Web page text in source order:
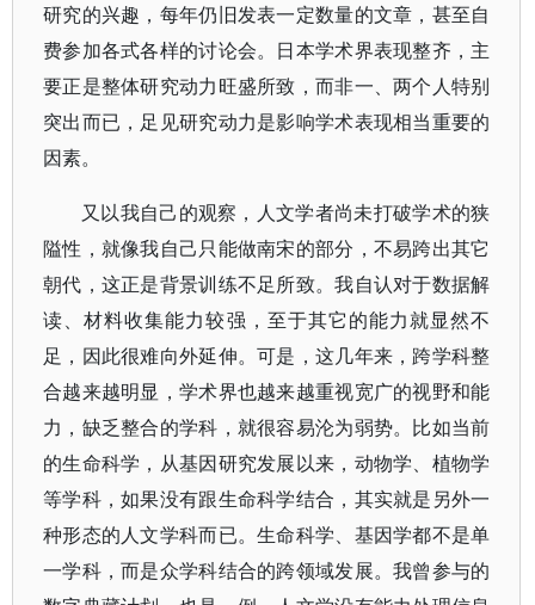
研究的兴趣，每年仍旧发表一定数量的文章，甚至自
费参加各式各样的讨论会。日本学术界表现整齐，主
要正是整体研究动力旺盛所致，而非一、两个人特别
突出而已，足见研究动力是影响学术表现相当重要的
因素。
又以我自己的观察，人文学者尚未打破学术的狭
隘性，就像我自己只能做南宋的部分，不易跨出其它
朝代，这正是背景训练不足所致。我自认对于数据解
读、材料收集能力较强，至于其它的能力就显然不
足，因此很难向外延伸。可是，这几年来，跨学科整
合越来越明显，学术界也越来越重视宽广的视野和能
力，缺乏整合的学科，就很容易沦为弱势。比如当前
的生命科学，从基因研究发展以来，动物学、植物学
等学科，如果没有跟生命科学结合，其实就是另外一
种形态的人文学科而已。生命科学、基因学都不是单
一学科，而是众学科结合的跨领域发展。我曾参与的